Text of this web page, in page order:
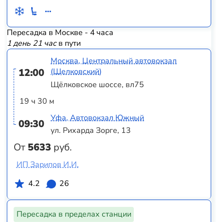
Пересадка в Москве - 4 часа
1 день 21 часв пути
12:00
19 ч 30 м
09:30
От 5633 руб.
Москва, Центральный автовокзал
(Щелковский)
Щёлковское шоссе, вл75
Уфа, Автовокзал Южный
ул. Рихарда Зорге, 13
ИП Зарипов И.И.
4.2
26
Пересадка в пределах станции